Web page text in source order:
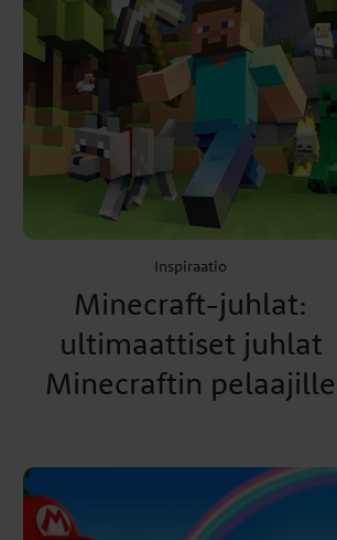
Inspiraatio
Minecraft-juhlat:
ultimaattiset juhlat
Minecraftin pelaajille